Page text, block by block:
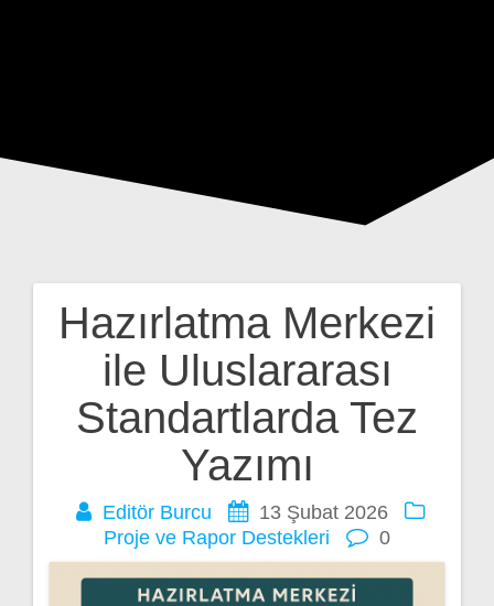
Hazırlatma Merkezi
ile Uluslararası
Standartlarda Tez
Yazımı
Editör Burcu
13 Şubat 2026
Proje ve Rapor Destekleri
0
Yazı
gezinmesi